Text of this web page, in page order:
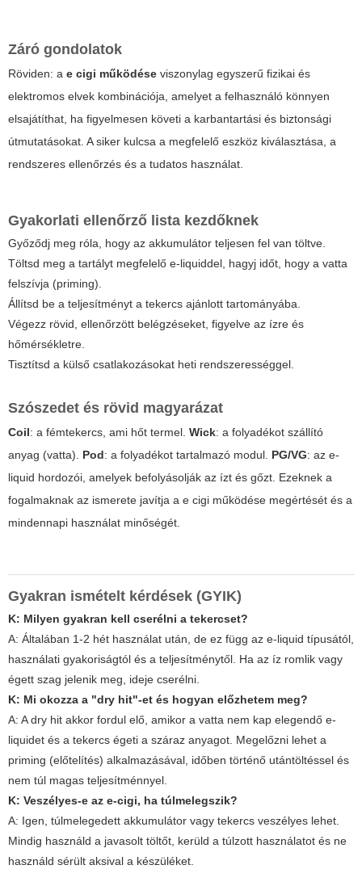
Záró gondolatok
Röviden: a e cigi működése viszonylag egyszerű fizikai és
elektromos elvek kombinációja, amelyet a felhasználó könnyen
elsajátíthat, ha figyelmesen követi a karbantartási és biztonsági
útmutatásokat. A siker kulcsa a megfelelő eszköz kiválasztása, a
rendszeres ellenőrzés és a tudatos használat.
Gyakorlati ellenőrző lista kezdőknek
Győződj meg róla, hogy az akkumulátor teljesen fel van töltve.
Töltsd meg a tartályt megfelelő e-liquiddel, hagyj időt, hogy a vatta
felszívja (priming).
Állítsd be a teljesítményt a tekercs ajánlott tartományába.
Végezz rövid, ellenőrzött belégzéseket, figyelve az ízre és
hőmérsékletre.
Tisztítsd a külső csatlakozásokat heti rendszerességgel.
Szószedet és rövid magyarázat
Coil: a fémtekercs, ami hőt termel. Wick: a folyadékot szállító
anyag (vatta). Pod: a folyadékot tartalmazó modul. PG/VG: az e-
liquid hordozói, amelyek befolyásolják az ízt és gőzt. Ezeknek a
fogalmaknak az ismerete javítja a e cigi működése megértését és a
mindennapi használat minőségét.
Gyakran ismételt kérdések (GYIK)
K: Milyen gyakran kell cserélni a tekercset?
A: Általában 1-2 hét használat után, de ez függ az e-liquid típusától,
használati gyakoriságtól és a teljesítménytől. Ha az íz romlik vagy
égett szag jelenik meg, ideje cserélni.
K: Mi okozza a "dry hit"-et és hogyan előzhetem meg?
A: A dry hit akkor fordul elő, amikor a vatta nem kap elegendő e-
liquidet és a tekercs égeti a száraz anyagot. Megelőzni lehet a
priming (előtelítés) alkalmazásával, időben történő utántöltéssel és
nem túl magas teljesítménnyel.
K: Veszélyes-e az e-cigi, ha túlmelegszik?
A: Igen, túlmelegedett akkumulátor vagy tekercs veszélyes lehet.
Mindig használd a javasolt töltőt, kerüld a túlzott használatot és ne
használd sérült aksival a készüléket.